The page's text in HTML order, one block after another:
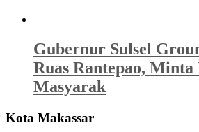
Gubernur Sulsel
Ruas Rantepao, Minta
Masyarak
Kota Makassar